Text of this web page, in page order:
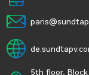
5th floor,